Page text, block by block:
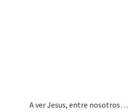
A ver Jesus, entre nosotros…